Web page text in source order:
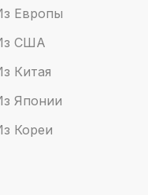
Европы
США
Китая
Японии
Кореи